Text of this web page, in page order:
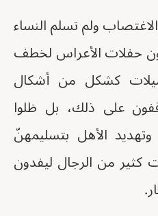
ولم تسلم النساء
حفلات الأعراس لخطف
كشكل من أشكال
على ذلك، بل ظلوا
وتهديد الأهل بتسليمهنّ
كثير من الرجال ليفدون